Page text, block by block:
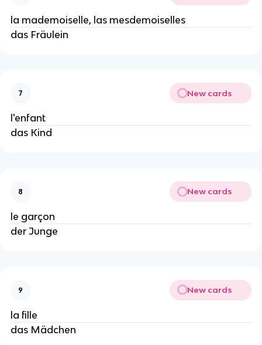
la mademoiselle, las mesdemoiselles
das Fräulein
7 New cards
l'enfant
das Kind
8 New cards
le garçon
der Junge
9 New cards
la fille
das Mädchen